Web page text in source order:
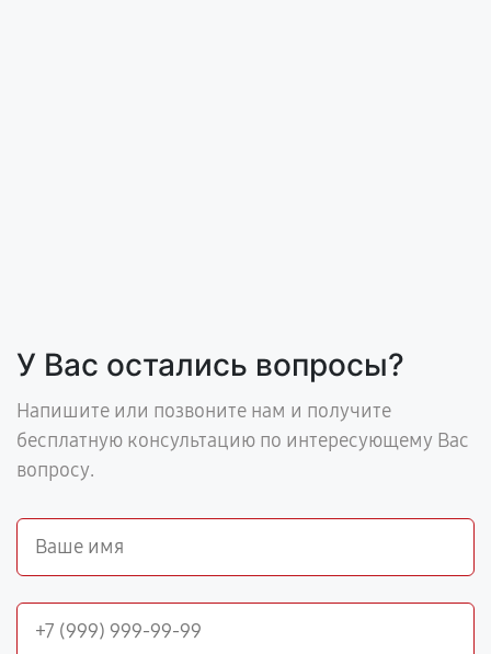
У Вас остались вопросы?
Напишите или позвоните нам и получите
бесплатную консультацию по интересующему Вас
вопросу.